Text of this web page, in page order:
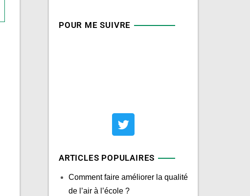
POUR ME SUIVRE
ARTICLES POPULAIRES
Comment faire améliorer la qualité
de l’air à l’école ?